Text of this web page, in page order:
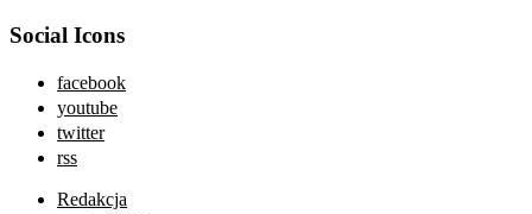
Social Icons
facebook
youtube
twitter
rss
Redakcja